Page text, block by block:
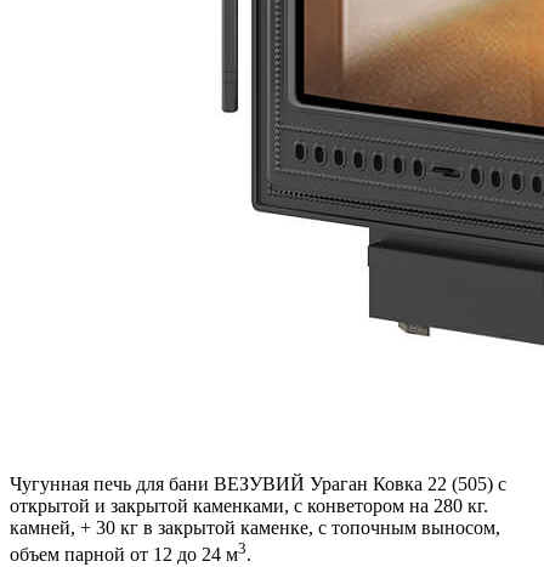
Чугунная печь для бани ВЕЗУВИЙ Ураган Ковка 22 (505) с
открытой и закрытой каменками, с конветором на 280 кг.
камней, + 30 кг в закрытой каменке, с топочным выносом,
объем парной от 12 до 24 м3.